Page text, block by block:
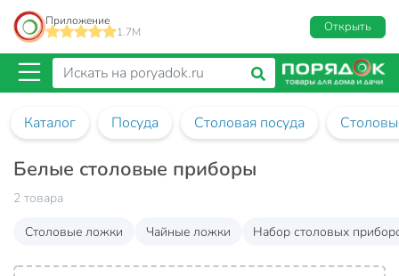
Приложение
1.7M
Открыть
Каталог Посуда Столовая посуда
Белые столовые приборы
2 товара
Столовые ложки
Чайные ложки Набор столовых